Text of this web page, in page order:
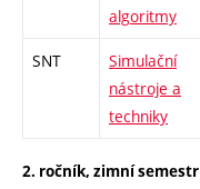
algoritmy
SNT
Simulační
nástroje a
techniky
2. ročník, zimní semestr